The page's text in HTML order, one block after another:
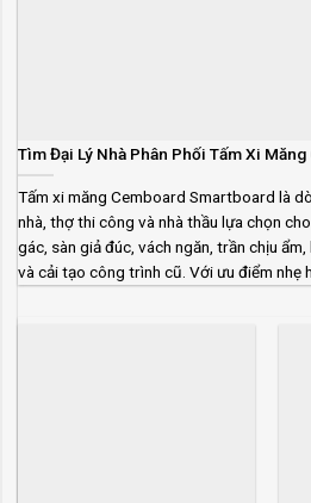
Tìm Đại Lý Nhà Phân Phối Tấm Xi
Tấm xi măng Cemboard Smartboard là
nhà, thợ thi công và nhà thầu lựa chọn
gác, sàn giả đúc, vách ngăn, trần chịu
và cải tạo công trình cũ. Với ưu điểm nhẹ